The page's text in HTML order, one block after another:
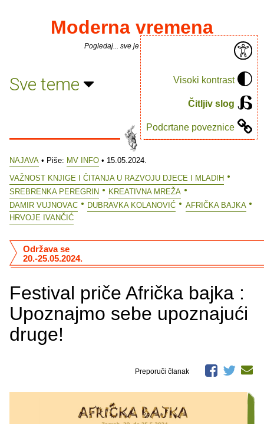
Visoki kontrast
Čitljiv slog
Podcrtane poveznice
Moderna vremena
Pogledaj... sve je puno knjiga.
Sve teme
NAJAVA • Piše: MV INFO • 15.05.2024.
VAŽNOST KNJIGE I ČITANJA U RAZVOJU DJECE I MLADIH
SREBRENKA PEREGRIN
KREATIVNA MREŽA
DAMIR VUJNOVAC
DUBRAVKA KOLANOVIĆ
AFRIČKA BAJKA
HRVOJE IVANČIĆ
Festival priče Afrička bajka :
Upoznajmo sebe upoznajući
druge!
Održava se
20.-25.05.2024.
Preporuči članak